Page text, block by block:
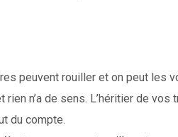
peuvent rouiller et on peut les
rien n’a de sens. L’héritier de
du compte.